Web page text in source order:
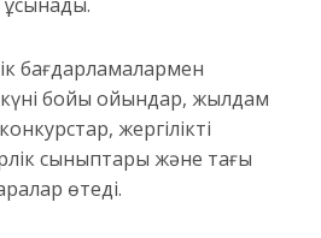
бағдарламалармен
бойы ойындар, жылдам
жергілікті
сыныптары және тағы
өтеді.